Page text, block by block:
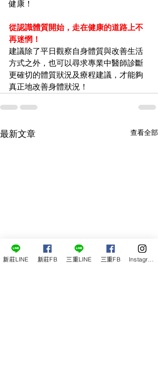
健康！
從認識體質開始，走在健康的道路上不
再迷惘！
建議除了平日觀察自身體質與改善生活
方式之外，也可以尋求專業中醫師診斷
更確切的體質狀況及療程建議，才能夠
真正地改善身體狀況！
最新文章 查看全部
新莊LINE 新莊FB 三重LINE 三重FB